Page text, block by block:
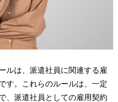
ルは、派遣社員に関連する雇
す。これらのルールは、一定
、派遣社員としての雇用契約